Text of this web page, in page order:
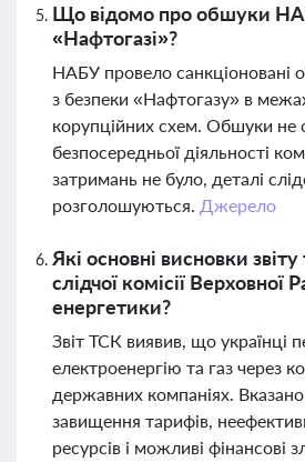
Що відомо про обшуки
«Нафтогазі»?
НАБУ провело санкціоновані
з безпеки «Нафтогазу» в
корупційних схем. Обшуки не
безпосередньої діяльності
затримань не було, деталі
розголошуються. Джерело
Які основні висновки
слідчої комісії Верховної
енергетики?
Звіт ТСК виявив, що українці
електроенергію та газ через
державних компаніях.
завищення тарифів,
ресурсів і можливі фінансові